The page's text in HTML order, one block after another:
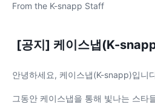
From the K-snapp Staff
[공지] 케이스냅(K-
안녕하세요, 케이스냅(K-snapp)입니
그동안 케이스냅을 통해 빛나는 스타